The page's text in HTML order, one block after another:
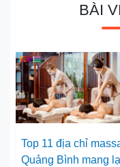
BÀI
Top 11 địa chỉ
Quảng Bình mang